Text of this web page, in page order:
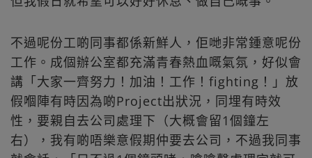
不過呢份工啲同事都係新鮮人，佢哋非常鍾意呢份
工作。成個辦公室都充滿青春熱血嘅氣氛，好似會
講「大家一齊努力！加油！工作！fighting！」放
假嗰陣有時因為啲Project出狀況，同埋有時效
性，要親自去公司處理下（大概會留1個鐘左
右），我有啲唔樂意假期仲要去公司，不過我同事